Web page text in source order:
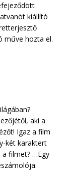
kiállító
műve hozta el.
aki a
Igaz a film
két karaktert
a filmet? …Egy